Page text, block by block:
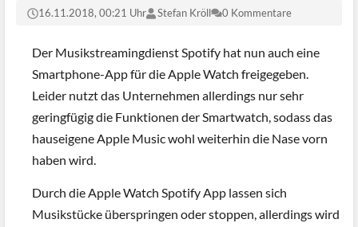
16.11.2018, 00:21 Uhr Stefan Kröll 0 Kommentare
Der Musikstreamingdienst Spotify hat nun auch eine
Smartphone-App für die Apple Watch freigegeben.
Leider nutzt das Unternehmen allerdings nur sehr
geringfügig die Funktionen der Smartwatch, sodass das
hauseigene Apple Music wohl weiterhin die Nase vorn
haben wird.
Durch die Apple Watch Spotify App lassen sich
Musikstücke überspringen oder stoppen, allerdings wird